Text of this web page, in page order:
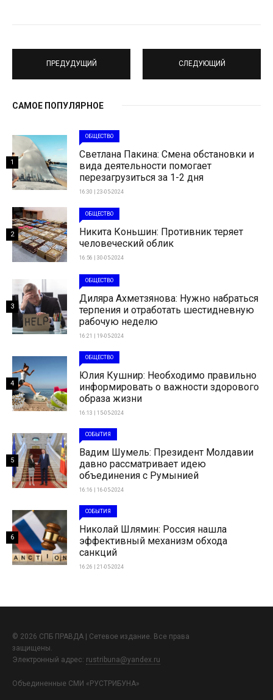
ПРЕДУДУЩИЙ СЛЕДУЮЩИЙ
САМОЕ ПОПУЛЯРНОЕ
ОБЩЕСТВО
Светлана Пакина: Смена обстановки и
вида деятельности помогает
перезагрузиться за 1-2 дня
16:30 | 23-05-2024
1
ОБЩЕСТВО
Никита Коньшин: Противник теряет
человеческий облик
16:56 | 30-05-2024
2
ОБЩЕСТВО
Диляра Ахметзянова: Нужно набраться
терпения и отработать шестидневную
рабочую неделю
16:21 | 19-05-2024
3
ОБЩЕСТВО
Юлия Кушнир: Необходимо правильно
информировать о важности здорового
образа жизни
16:13 | 15-05-2024
4
СОБЫТИЯ
Вадим Шумель: Президент Молдавии
давно рассматривает идею
объединения с Румынией
16:16 | 16-05-2024
5
СОБЫТИЯ
Николай Шлямин: Россия нашла
эффективный механизм обхода
санкций
16:26 | 21-05-2024
6
© 2026 СПБ ПРАВДА | Сетевое издание. Все права
защищены.
Электронный адрес: rustribuna@yandex.ru
Объединенные СМИ «РУСТРИБУНА»